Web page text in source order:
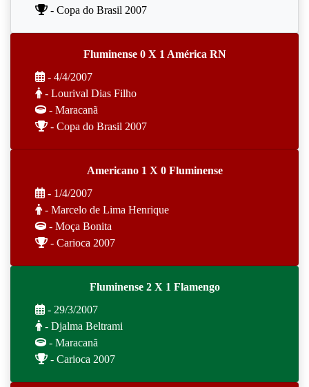
- Copa do Brasil 2007
Fluminense 0 X 1 América RN
- 4/4/2007
- Lourival Dias Filho
- Maracanã
- Copa do Brasil 2007
Americano 1 X 0 Fluminense
- 1/4/2007
- Marcelo de Lima Henrique
- Moça Bonita
- Carioca 2007
Fluminense 2 X 1 Flamengo
- 29/3/2007
- Djalma Beltrami
- Maracanã
- Carioca 2007